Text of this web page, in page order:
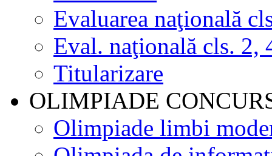
Evaluarea naţională
Eval. naţională cls. 2,
Titularizare
OLIMPIADE
Olimpiade limbi